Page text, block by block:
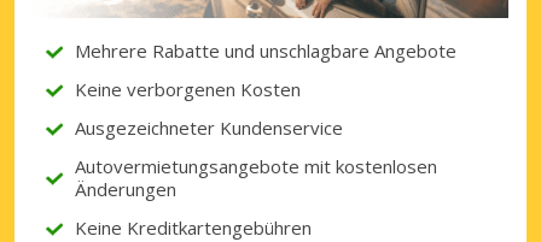
Mehrere Rabatte und unschlagbare Angebote
Keine verborgenen Kosten
Ausgezeichneter Kundenservice
Autovermietungsangebote mit kostenlosen
Änderungen
Keine Kreditkartengebühren